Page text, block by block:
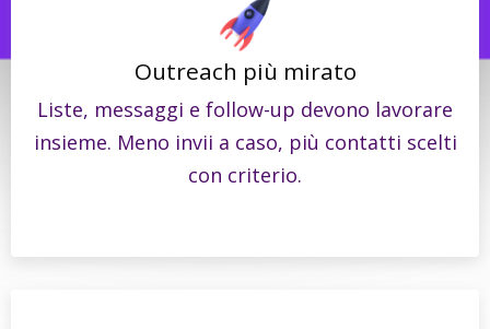
Outreach più mirato
Liste, messaggi e follow-up devono lavorare
insieme. Meno invii a caso, più contatti scelti
con criterio.